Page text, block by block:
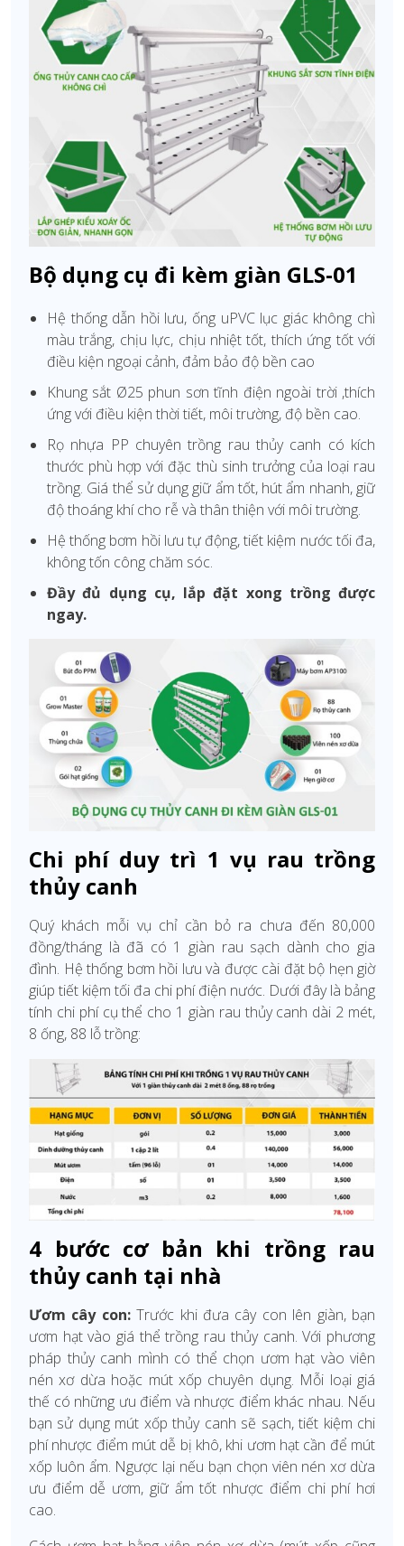
Bộ dụng cụ đi kèm giàn GLS-01
Hệ thống dẫn hồi lưu, ống uPVC lục giác không chì
màu trắng, chịu lực, chịu nhiệt tốt, thích ứng tốt với
điều kiện ngoại cảnh, đảm bảo độ bền cao
Khung sắt Ø25 phun sơn tĩnh điện ngoài trời ,thích
ứng với điều kiện thời tiết, môi trường, độ bền cao.
Rọ nhựa PP chuyên trồng rau thủy canh có kích
thước phù hợp với đặc thù sinh trưởng của loại rau
trồng. Giá thể sử dụng giữ ẩm tốt, hút ẩm nhanh, giữ
độ thoáng khí cho rễ và thân thiện với môi trường.
Hệ thống bơm hồi lưu tự động, tiết kiệm nước tối đa,
không tốn công chăm sóc.
Đầy đủ dụng cụ, lắp đặt xong trồng được
ngay.
Chi phí duy trì 1 vụ rau trồng
thủy canh
Quý khách mỗi vụ chỉ cần bỏ ra chưa đến 80,000
đồng/tháng là đã có 1 giàn rau sạch dành cho gia
đình. Hệ thống bơm hồi lưu và được cài đặt bộ hẹn giờ
giúp tiết kiệm tối đa chi phí điện nước. Dưới đây là bảng
tính chi phí cụ thể cho 1 giàn rau thủy canh dài 2 mét,
8 ống, 88 lỗ trồng:
4 bước cơ bản khi trồng rau
thủy canh tại nhà
Ươm cây con:Trước khi đưa cây con lên giàn, bạn
ươm hạt vào giá thể trồng rau thủy canh. Với phương
pháp thủy canh mình có thể chọn ươm hạt vào viên
nén xơ dừa hoặc mút xốp chuyên dụng. Mỗi loại giá
thế có những ưu điểm và nhược điểm khác nhau. Nếu
bạn sử dụng mút xốp thủy canh sẽ sạch, tiết kiệm chi
phí nhược điểm mút dễ bị khô, khi ươm hạt cần để mút
xốp luôn ẩm. Ngược lại nếu bạn chọn viên nén xơ dừa
ưu điểm dễ ươm, giữ ẩm tốt nhược điểm chi phí hơi
cao.